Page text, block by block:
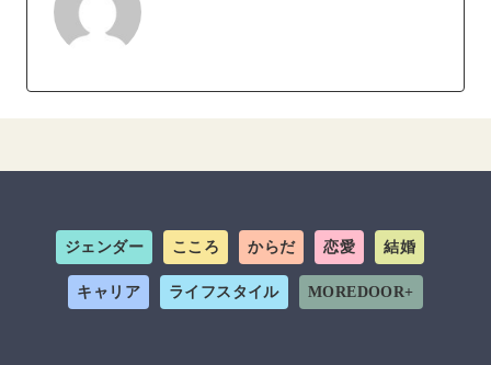
ジェンダー こころ からだ 恋愛 結婚
キャリア ライフスタイル MOREDOOR+